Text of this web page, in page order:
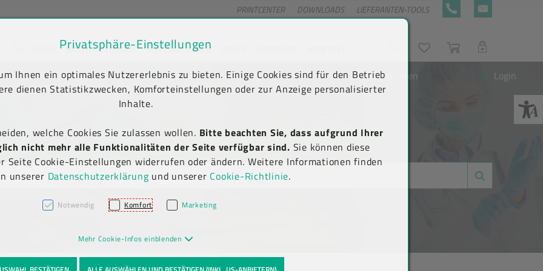
springen [AK + 2]
[AK + 5]
PRINTCENTER DOWNLOADS LIEFERANTEN-TOOLS +43 5576 7177 818
NACHHALTIGKEIT UNTERNEHMEN WunschlisteWarenkorb
LOGIN
Kauf auf Rechnung
(B2B)
Newsletter-Anmeldung Neu registrieren Login
Privatsphäre-Einstellungen
Ihnen ein optimales Nutzererlebnis zu bieten. Einige Cookies sind für den Betrieb
dienen Statistikzwecken, Komforteinstellungen oder zur Anzeige personalisierter
Inhalte.
welche Cookies Sie zulassen wollen. Bitte beachten Sie, dass aufgrund Ihrer
nicht mehr alle Funktionalitäten der Seite verfügbar sind. Sie können diese
Seite Cookie-Einstellungen widerrufen oder ändern. Weitere Informationen finden
unserer Datenschutzerklärung und unserer Cookie-Richtlinie.
Notwendig Komfort Marketing
Mehr Cookie-Infos einblenden